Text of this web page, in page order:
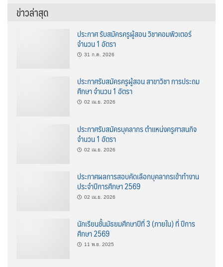
ข่าวล่าสุด
ประกาศ รับสมัครครูผู้สอน วิชาคอมพิวเตอร์
จำนวน 1 อัตรา
31 ก.ค. 2026
ประกาศรับสมัครครูผู้สอน สาขาวิชา การประถม
ศึกษา จำนวน 1 อัตรา
02 เม.ย. 2026
ประกาศรับสมัครบุคลากร ตำแหน่งครูศาสนกิจ
จำนวน 1 อัตรา
02 เม.ย. 2026
ประกาศผลการสอบคัดเลือกบุคลากรเข้าทำงาน
ประจำปีการศึกษา 2569
02 เม.ย. 2026
นักเรียนชั้นมัธยมศึกษาปีที่ 3 (ภายใน) ที่ ปีการ
ศึกษา 2569
11 พ.ย. 2025